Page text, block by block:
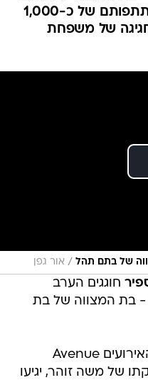
הקטנה תהל, הנערכת בהשתתפותם של כ-1,000
של משפחת
של בתם תהל / אור גפן
חוגגים הערב
- בת המצווה של בת
אל האירוע שנערך במתחם האירועים Avenue
של משה זוהר, יגיעו